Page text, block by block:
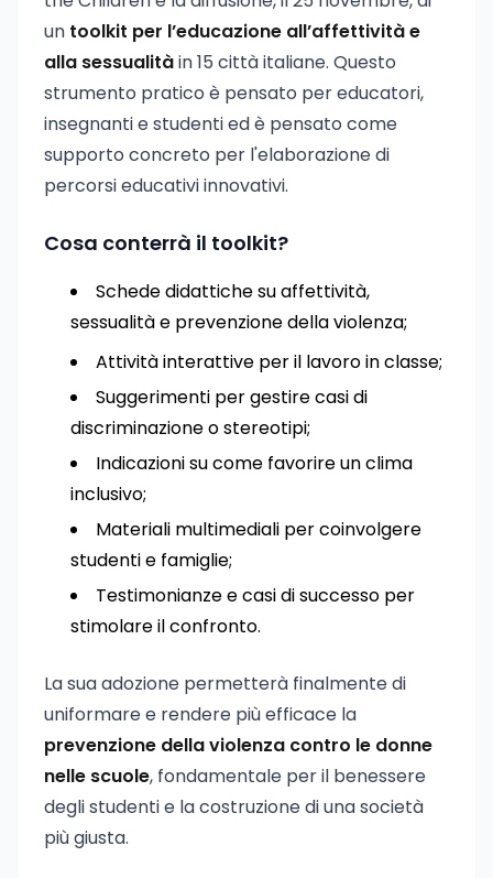
un toolkit per l’educazione all’affettività e
alla sessualitàin 15 città italiane. Questo
strumento pratico è pensato per educatori,
insegnanti e studenti ed è pensato come
supporto concreto per l'elaborazione di
percorsi educativi innovativi.
Cosa conterrà il toolkit?
Schede didattiche su affettività,
sessualità e prevenzione della violenza;
Attività interattive per il lavoro in classe;
Suggerimenti per gestire casi di
discriminazione o stereotipi;
Indicazioni su come favorire un clima
inclusivo;
Materiali multimediali per coinvolgere
studenti e famiglie;
Testimonianze e casi di successo per
stimolare il confronto.
La sua adozione permetterà finalmente di
uniformare e rendere più efficace la
prevenzione della violenza contro le donne
nelle scuole, fondamentale per il benessere
degli studenti e la costruzione di una società
più giusta.